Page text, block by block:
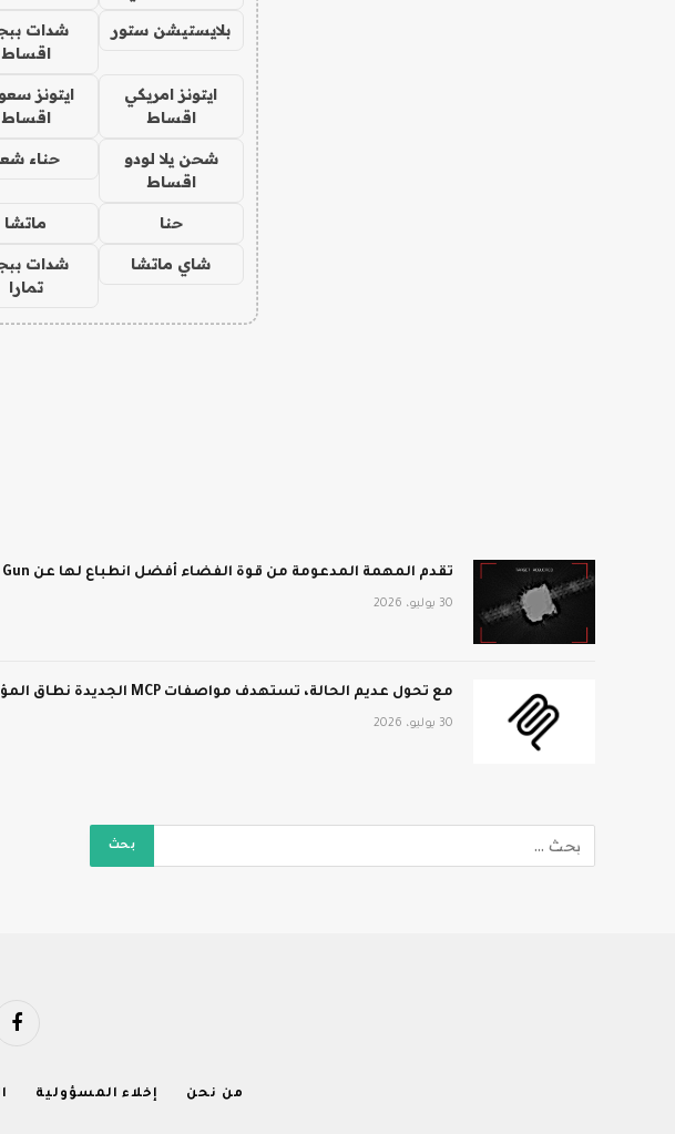
بلايستيشن ستور
شدات
اقساط
ايتونز امريكي
اقساط
ايتونز
اقساط
شحن يلا لودو
اقساط
حناء
حنا ماتشا
شاي ماتشا
شدات
تمارا
تقدم المهمة المدعومة من قوة الفضاء أفضل انطباع لها عن Top Gun في المدار
30 يوليو، 2026
مع تحول عديم الحالة، تستهدف مواصفات MCP الجديدة نطاق المؤسسة
30 يوليو، 2026
من نحن إخلاء المسؤولية